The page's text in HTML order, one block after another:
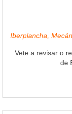
Iberplancha,
Vete a revisar o
de